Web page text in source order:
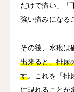
だけで痛い」「
強い痛みになる
その後、水疱は
出来ると、排尿
す。これを「排
に現れることが